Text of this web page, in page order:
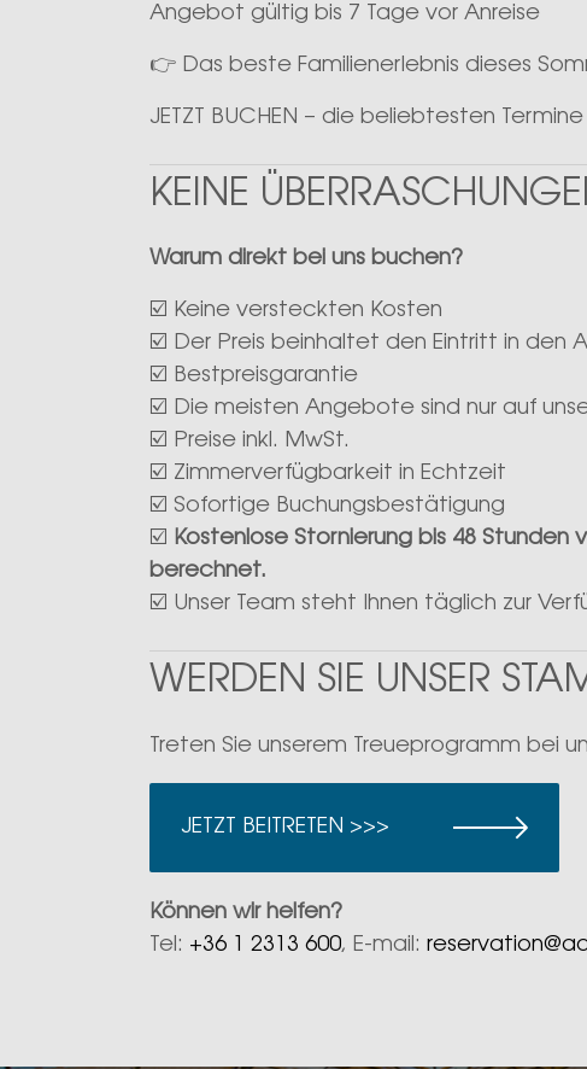
Angebot gültig bis 7 Tage vor Anreise
👉 Das beste Familienerlebnis dieses
JETZT BUCHEN – die beliebtesten
KEINE
Warum direkt bei uns buchen?
☑️ Keine versteckten Kosten
☑️ Der Preis beinhaltet den Eintritt in den
☑️ Bestpreisgarantie
☑️ Die meisten Angebote sind nur auf
☑️ Preise inkl. MwSt.
☑️ Zimmerverfügbarkeit in Echtzeit
☑️ Sofortige Buchungsbestätigung
☑️ Kostenlose Stornierung bis 48
berechnet.
☑️ Unser Team steht Ihnen täglich zur
WERDEN SIE UNSER
Treten Sie unserem Treueprogramm bei
JETZT BEITRETEN >>>
Können wir helfen?
Tel: +36 1 2313 600, E-mail: